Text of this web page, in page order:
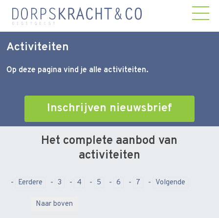
Activiteiten
Op deze pagina vind je alle activiteiten.
Inschrijven nieuwsbrief
Het complete aanbod van
activiteiten
Eerdere 3 4 5 6 7 Volgende
Naar boven